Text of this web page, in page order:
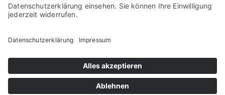
chen Dis­count­zer­ti­fi­ka­te einen neu­en Höchst­
wert. 76,3 Pro­zent der Kun­den­gel­der wer­den
gefolgt von Akti­en­an­lei­hen (12,9 Pro­zent) und
Cap­ped Bonus­zer­ti­fi­ka­ten (6,5 Pro­zent). Die
gefrag­tes­ten Ein­zel­wer­te sind Fre­se­ni­us (3,7
Pro­zent), Daim­ler (2,7 Pro­zent) und Deut­sche